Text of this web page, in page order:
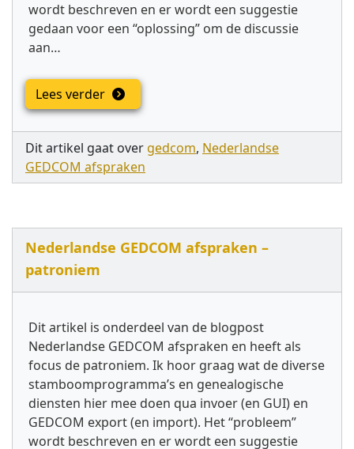
wordt beschreven en er wordt een suggestie
gedaan voor een “oplossing” om de discussie
aan…
Lees verder
Dit artikel gaat over gedcom, Nederlandse
GEDCOM afspraken
Nederlandse GEDCOM afspraken –
patroniem
Dit artikel is onderdeel van de blogpost
Nederlandse GEDCOM afspraken en heeft als
focus de patroniem. Ik hoor graag wat de diverse
stamboomprogramma’s en genealogische
diensten hier mee doen qua invoer (en GUI) en
GEDCOM export (en import). Het “probleem”
wordt beschreven en er wordt een suggestie